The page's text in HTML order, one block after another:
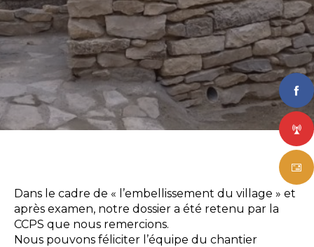
Dans le cadre de « l’embellissement du village » et
après examen, notre dossier a été retenu par la
CCPS que nous remercions.
Nous pouvons féliciter l’équipe du chantier